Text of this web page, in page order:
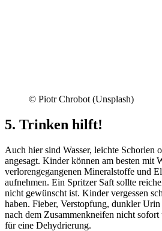
© Piotr Chrobot (Unsplash)
5. Trinken hilft!
Auch hier sind Wasser, leichte Schorlen
angesagt. Kinder können am besten mit
verlorengegangenen Mineralstoffe und
aufnehmen. Ein Spritzer Saft sollte
nicht gewünscht ist. Kinder vergessen
haben. Fieber, Verstopfung, dunkler
nach dem Zusammenkneifen nicht
für eine Dehydrierung.